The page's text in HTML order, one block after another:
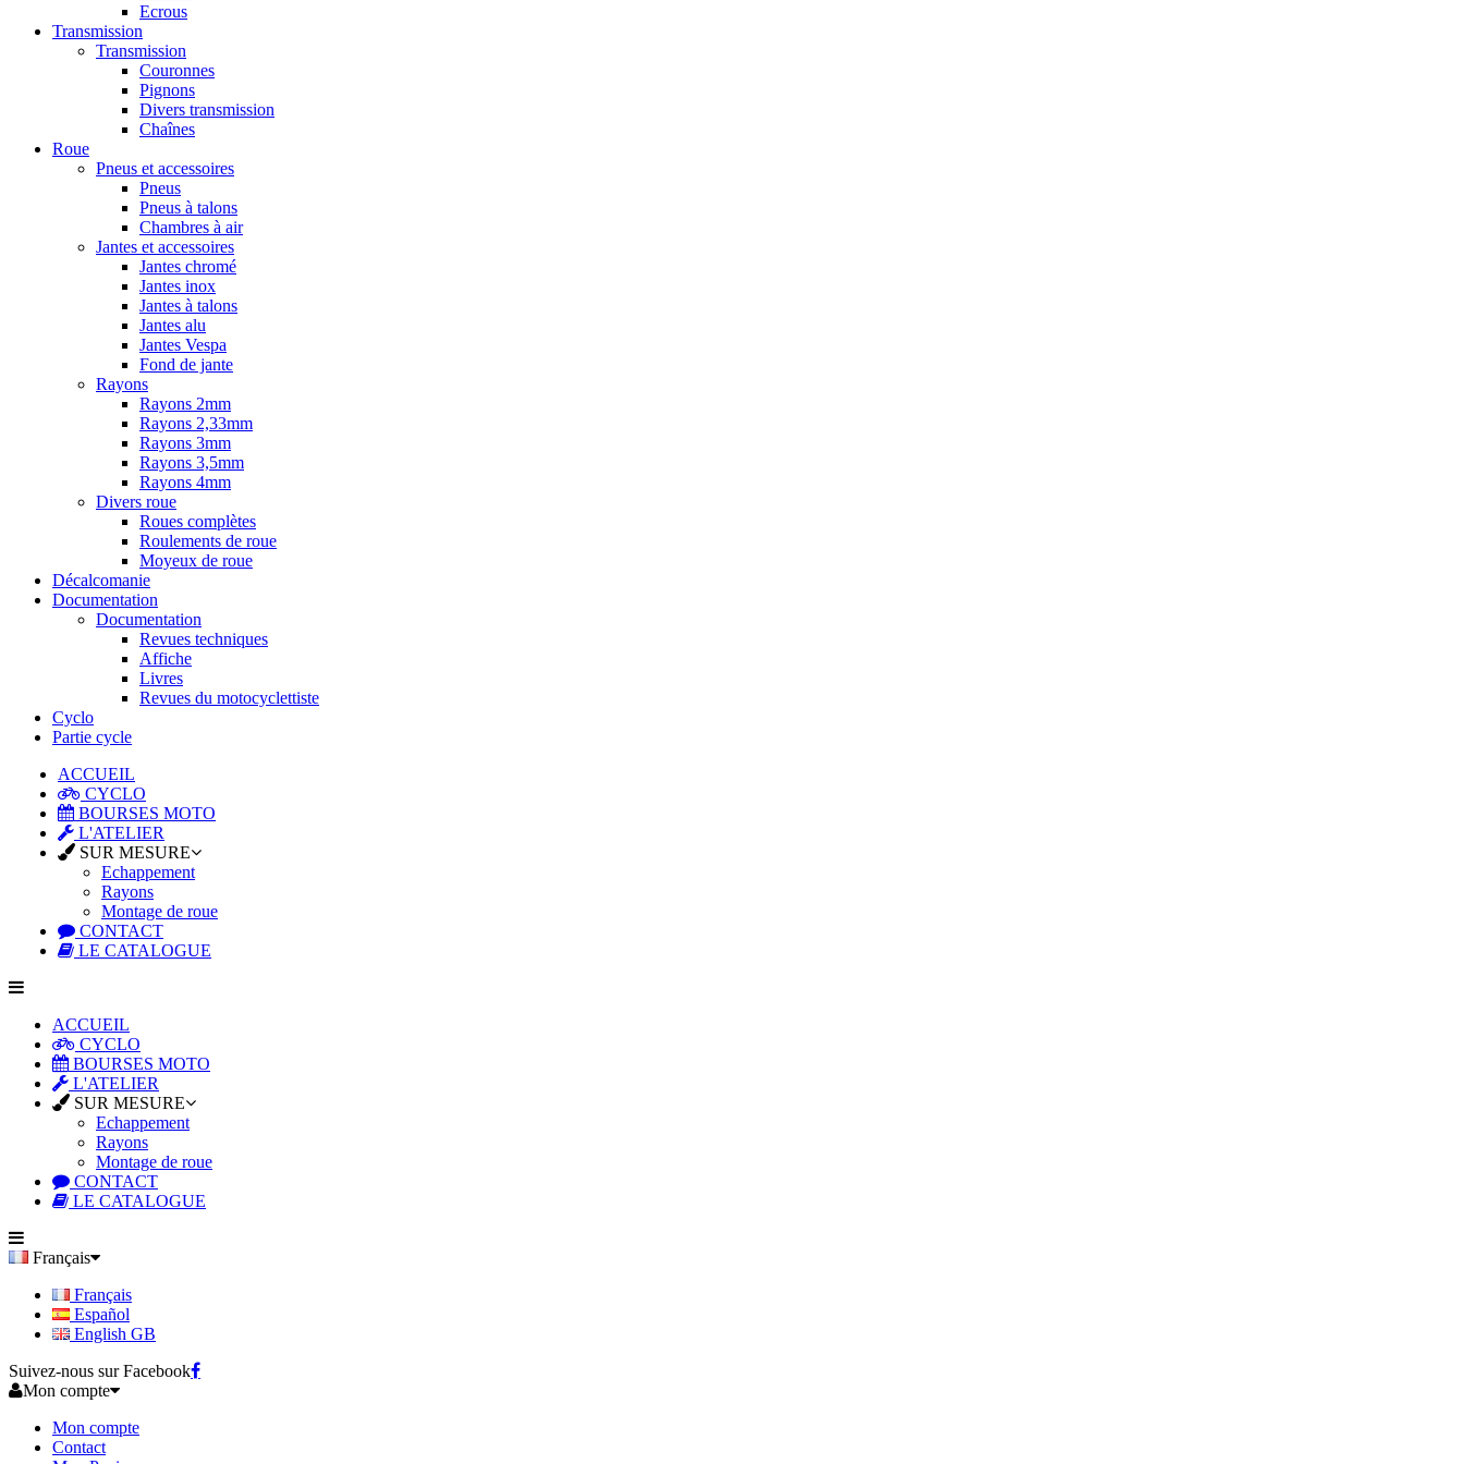
Ecrous
Transmission
Transmission
Couronnes
Pignons
Divers transmission
Chaînes
Roue
Pneus et accessoires
Pneus
Pneus à talons
Chambres à air
Jantes et accessoires
Jantes chromé
Jantes inox
Jantes à talons
Jantes alu
Jantes Vespa
Fond de jante
Rayons
Rayons 2mm
Rayons 2,33mm
Rayons 3mm
Rayons 3,5mm
Rayons 4mm
Divers roue
Roues complètes
Roulements de roue
Moyeux de roue
Décalcomanie
Documentation
Documentation
Revues techniques
Affiche
Livres
Revues du motocyclettiste
Cyclo
Partie cycle
ACCUEIL
CYCLO
BOURSES MOTO
L'ATELIER
SUR MESURE
Echappement
Rayons
Montage de roue
CONTACT
LE CATALOGUE
ACCUEIL
CYCLO
BOURSES MOTO
L'ATELIER
SUR MESURE
Echappement
Rayons
Montage de roue
CONTACT
LE CATALOGUE
Français
Français
Español
English GB
Suivez-nous sur Facebook
Mon compte
Mon compte
Contact